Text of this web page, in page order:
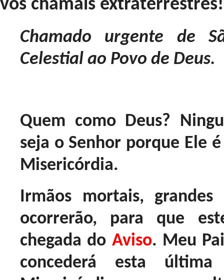
vós chamais
Chamado urgente de
Celestial ao Povo de Deus.
Quem como Deus?
seja o Senhor porque Ele
Misericórdia.
Irmãos mortais,
ocorrerão, para que
chegada do Aviso. Meu
concederá esta